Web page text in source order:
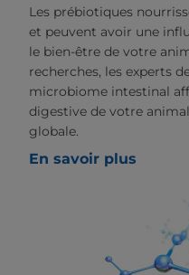
Les prébiotiques
et peuvent avoir une
le bien-être de votre
recherches, les experts
microbiome intestinal
digestive de votre
globale.
En savoir plus